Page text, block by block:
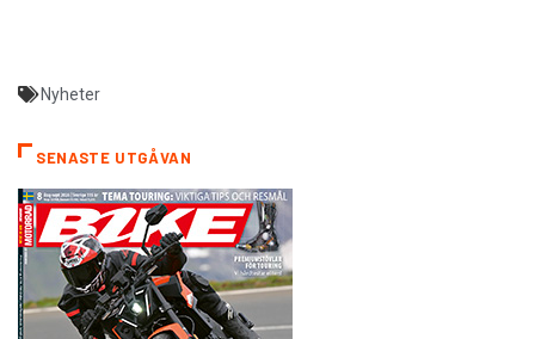
Nyheter
SENASTE UTGÅVAN